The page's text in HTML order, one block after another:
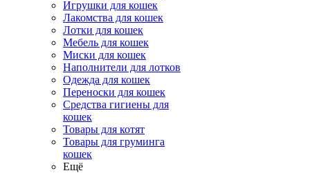
Игрушки для кошек
Лакомства для кошек
Лотки для кошек
Мебель для кошек
Миски для кошек
Наполнители для лотков
Одежда для кошек
Переноски для кошек
Средства гигиены для
кошек
Товары для котят
Товары для груминга
кошек
Ещё